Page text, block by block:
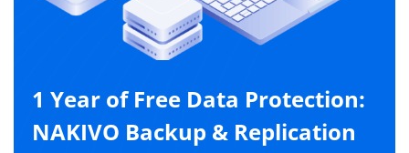
1 Year of Free Data Protection:
NAKIVO Backup & Replication